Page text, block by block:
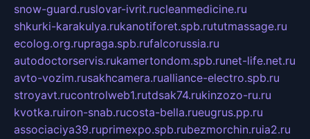
snow-guard.ruslovar-ivrit.rucleanmedicine.ru
shkurki-karakulya.rukanotiforet.spb.rututmassage.ru
ecolog.org.rupraga.spb.rufalcorussia.ru
autodoctorservis.rukamertondom.spb.runet-life.net.ru
avto-vozim.rusakhcamera.rualliance-electro.spb.ru
stroyavt.rucontrolweb1.rutdsak74.rukinzozo-ru.ru
kvotka.ruiron-snab.rucosta-bella.rueugrus.pp.ru
associaciya39.ruprimexpo.spb.rubezmorchin.ruia2.ru